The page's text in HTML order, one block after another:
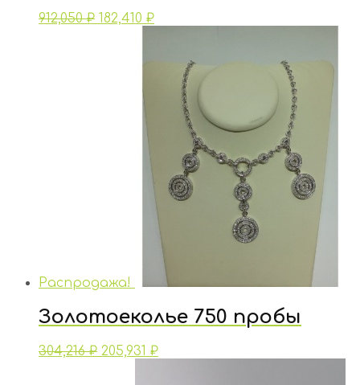
912,050₽ 182,410 ₽
Распродажа!
Золотоеколье 750 пробы
304,216₽ 205,931 ₽